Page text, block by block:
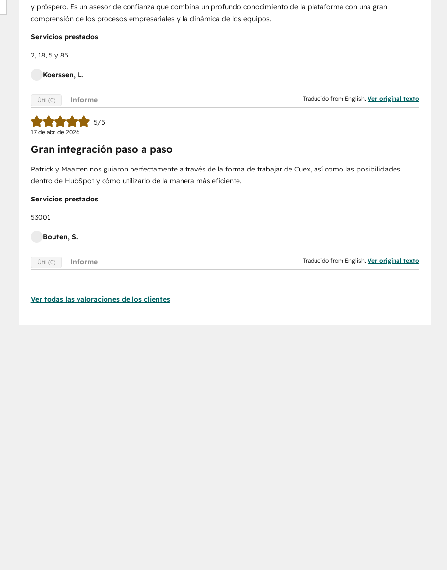
y próspero. Es un asesor de confianza que combina un profundo conocimiento de la plataforma con una gran
comprensión de los procesos empresariales y la dinámica de los equipos.
Servicios prestados
2, 18, 5 y 85
Koerssen, L.
Útil (0) Informe Traducido from English. Ver original texto
5/5
17 de abr. de 2026
Gran integración paso a paso
Patrick y Maarten nos guiaron perfectamente a través de la forma de trabajar de Cuex, así como las posibilidades
dentro de HubSpot y cómo utilizarlo de la manera más eficiente.
Servicios prestados
53001
Bouten, S.
Útil (0) Informe Traducido from English. Ver original texto
Ver todas las valoraciones de los clientes